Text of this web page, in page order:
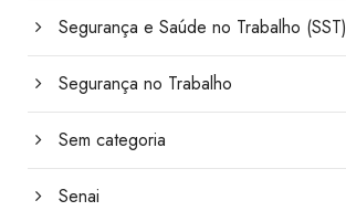
Segurança e Saúde no Trabalho (SST)
Segurança no Trabalho
Sem categoria
Senai